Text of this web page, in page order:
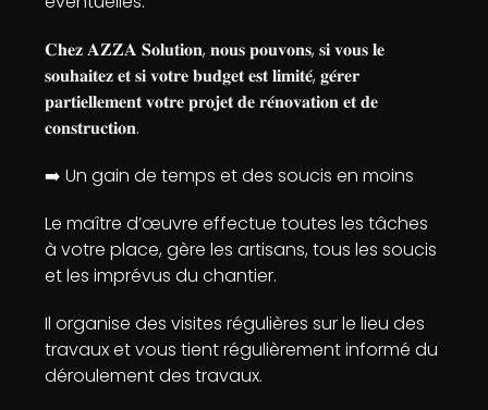
𝐂𝐡𝐞𝐳 𝐀𝐙𝐙𝐀 𝐒𝐨𝐥𝐮𝐭𝐢𝐨𝐧, 𝐧𝐨𝐮𝐬 𝐩𝐨𝐮𝐯𝐨𝐧𝐬, 𝐬𝐢 𝐯𝐨𝐮𝐬 𝐥𝐞
𝐬𝐨𝐮𝐡𝐚𝐢𝐭𝐞𝐳 𝐞𝐭 𝐬𝐢 𝐯𝐨𝐭𝐫𝐞 𝐛𝐮𝐝𝐠𝐞𝐭 𝐞𝐬𝐭 𝐥𝐢𝐦𝐢𝐭𝐞́, 𝐠𝐞́𝐫𝐞𝐫
𝐩𝐚𝐫𝐭𝐢𝐞𝐥𝐥𝐞𝐦𝐞𝐧𝐭 𝐯𝐨𝐭𝐫𝐞 𝐩𝐫𝐨𝐣𝐞𝐭 𝐝𝐞 𝐫𝐞́𝐧𝐨𝐯𝐚𝐭𝐢𝐨𝐧 𝐞𝐭 𝐝𝐞
𝐜𝐨𝐧𝐬𝐭𝐫𝐮𝐜𝐭𝐢𝐨𝐧.
➡️ Un gain de temps et des soucis en moins
Le maître d’œuvre effectue toutes les tâches
à votre place, gère les artisans, tous les soucis
et les imprévus du chantier.
Il organise des visites régulières sur le lieu des
travaux et vous tient régulièrement informé du
déroulement des travaux.